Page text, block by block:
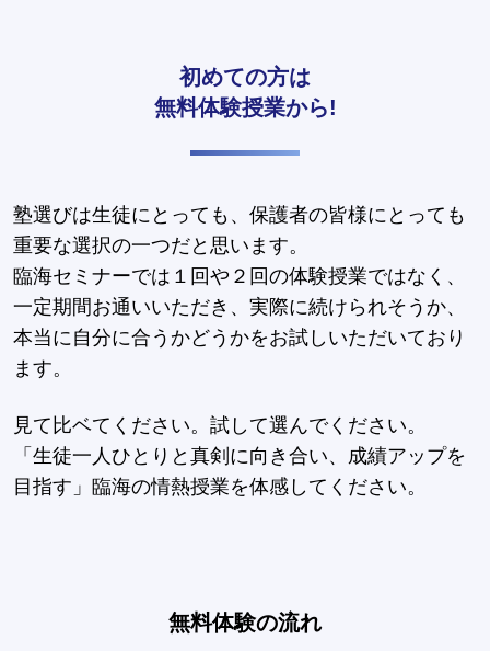
初めての方は
無料体験授業から!
塾選びは生徒にとっても、保護者の皆様にとっても
重要な選択の一つだと思います。
臨海セミナーでは１回や２回の体験授業ではなく、
一定期間お通いいただき、実際に続けられそうか、
本当に自分に合うかどうかをお試しいただいており
ます。
見て比ベてください。試して選んでください。
「生徒一人ひとりと真剣に向き合い、成績アップを
目指す」臨海の情熱授業を体感してください。
無料体験の流れ